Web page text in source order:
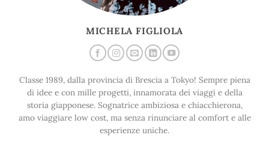
MICHELA FIGLIOLA
Classe 1989, dalla provincia di Brescia a Tokyo! Sempre piena
di idee e con mille progetti, innamorata dei viaggi e della
storia giapponese. Sognatrice ambiziosa e chiacchierona,
amo viaggiare low cost, ma senza rinunciare al comfort e alle
esperienze uniche.